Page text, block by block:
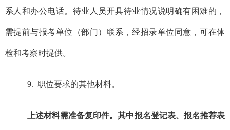
系人和办公电话。 待业人员开具待业情况说明确有困难的，
需提前与报考单位（部门）联系，经招录单位同意，可在体
检和考察时提供。
9. 职位要求的其他材料。
上述材料需准备复印件。其中报名登记表、报名推荐表